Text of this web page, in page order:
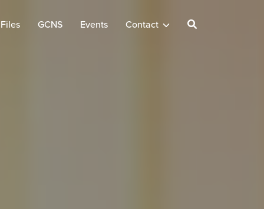
GCNS Events Contact